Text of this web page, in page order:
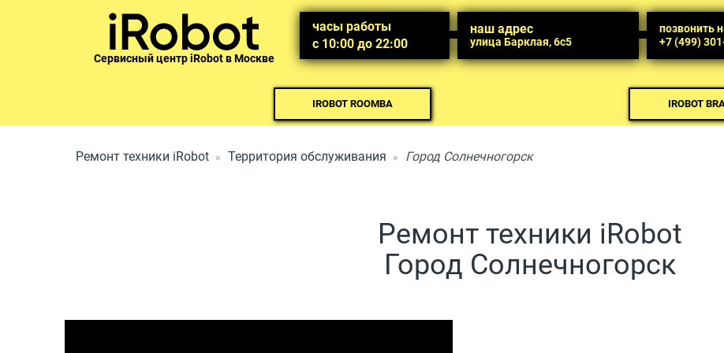
Сервисный центр iRobot в Москве
часы работы
с 10:00 до 22:00
наш адрес
улица Барклая, 6с5
позвонить
+7 (499)
IROBOT ROOMBA IROBOT
Ремонт техники iRobot Территория обслуживания Город Солнечногорск
Ремонт техники iRobot
Город Солнечногорск